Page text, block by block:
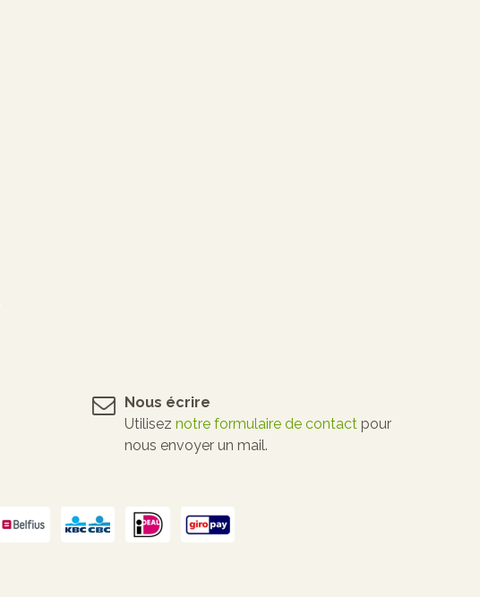
Nous écrire
Utilisez notre formulaire de contact pour
nous envoyer un mail.